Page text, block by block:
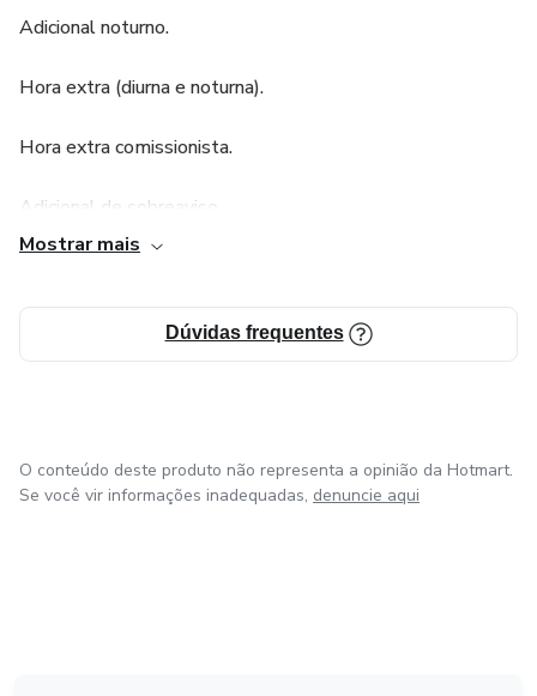
Desconto Pensão Alimentícia.
Cálculo de 13º Salário.
Cálculo do seguro-desemprego.
Cálculo de férias.
Adicional noturno.
Hora extra (diurna e noturna).
Hora extra comissionista.
Adicional de sobreaviso.
Adicional periculosidade.
Apontamento de Cartão.
Mostrar mais
Dúvidas frequentes
O conteúdo deste produto não representa a opinião da Hotmart.
Se você vir informações inadequadas, denuncie aqui